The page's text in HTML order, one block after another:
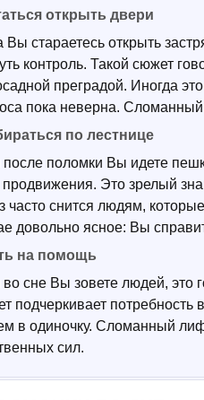
открыть двери
Вы стараетесь открыть
контроль. Такой сюжет
преградой. Иногда
пока неверна. Сломанный
по лестнице
после поломки Вы идете
продвижения. Это зрелый
часто снится людям,
довольно ясное: Вы
на помощь
во сне Вы зовете людей, это
подчеркивает потребность
в одиночку. Сломанный
сил.